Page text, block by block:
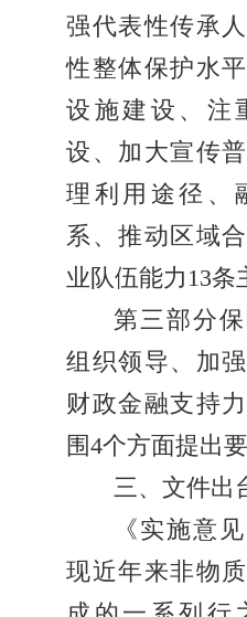
强代表性传承
性整体保护水
设施建设、注
设、加大宣传
理利用途径、
系、推动区域
业队伍能力13条
第三部分
组织领导、加
财政金融支持
围4个方面提出要
三、文件出
《实施意
现近年来非物